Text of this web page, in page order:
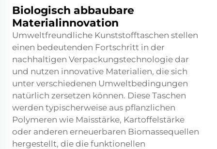
Biologisch abbaubare
Materialinnovation
Umweltfreundliche Kunststofftaschen stellen
einen bedeutenden Fortschritt in der
nachhaltigen Verpackungstechnologie dar
und nutzen innovative Materialien, die sich
unter verschiedenen Umweltbedingungen
natürlich zersetzen können. Diese Taschen
werden typischerweise aus pflanzlichen
Polymeren wie Maisstärke, Kartoffelstärke
oder anderen erneuerbaren Biomassequellen
hergestellt, die die funktionellen